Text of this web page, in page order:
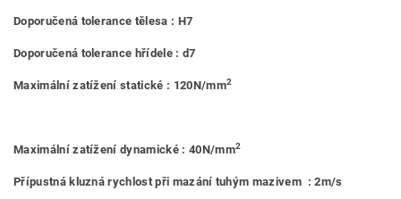
Doporučená tolerance tělesa : H7
Doporučená tolerance hřídele : d7
Maximální zatížení statické : 120N/mm2
Maximální zatížení dynamické : 40N/mm2
Přípustná kluzná rychlost při mazání tuhým mazivem : 2m/s